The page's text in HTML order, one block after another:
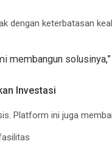
dengan keterbatasan
membangun solusinya,”
Investasi
Platform ini juga